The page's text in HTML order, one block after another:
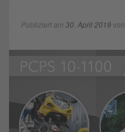
Publiziert am 30. April 2019von